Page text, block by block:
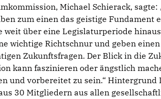
Michael Schierack,
zum einen das geistige Fundament
weit über eine Legislaturperiode
wichtige Richtschnur und geben
Zukunftsfragen. Der Blick in die
kann faszinieren oder ängstlich
und vorbereitet zu sein.“ Hintergrund
30 Mitgliedern aus allen